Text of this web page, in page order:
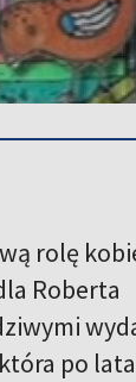
rolę
Roberta
po